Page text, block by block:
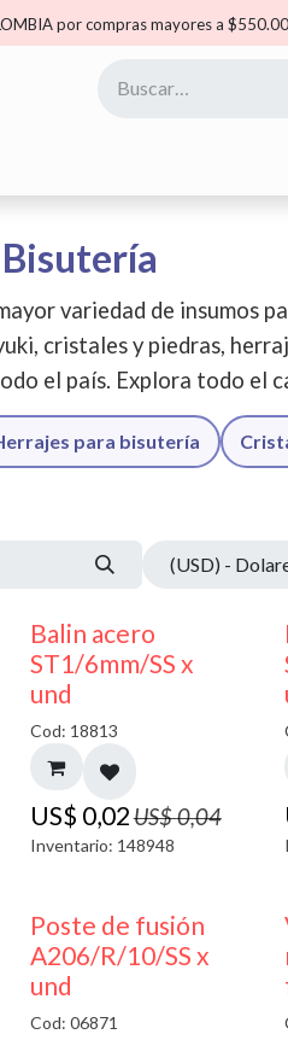
por compras mayores a
variedad de insumos
cristales y piedras,
el país. Explora todo el
para bisutería
(USD) -
50% DESCUENTO
Balin acero
ST1/6mm/SS x
und
Cod: 18813
US$ 0,02US$0,04
Inventario: 148948
Poste de fusión
A206/R/10/SS x
und
Cod: 06871